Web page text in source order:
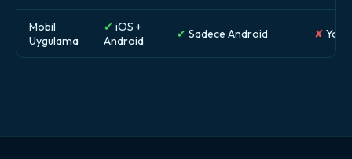
Mobil
Uygulama
✔ iOS +
Android
✔ Sadece Android ✘ Yok